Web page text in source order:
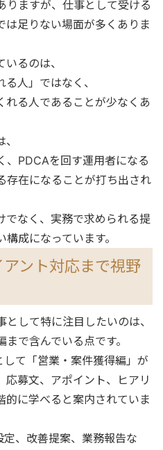
りますが、仕事として受ける
は足りない場面が多くありま
るのは、
る人」ではなく、
れる人であることが少なくあ
、PDCAを回す運用者になる
存在になることが打ち出され
でなく、実務で求められる提
成になっています。
ント対応まで視野
して特に注目したいのは、
で含んでいる点です。
て「営業・案件獲得編」が
応募文、アポイント、ヒアリ
的に学べると案内されていま
、改善提案、業務報告な